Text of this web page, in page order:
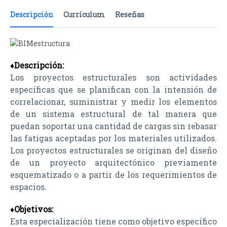
Descripción Currículum Reseñas
♦Descripción:
Los proyectos estructurales son actividades
específicas que se planifican con la intensión de
correlacionar, suministrar y medir los elementos
de un sistema estructural de tal manera que
puedan soportar una cantidad de cargas sin rebasar
las fatigas aceptadas por los materiales utilizados.
Los proyectos estructurales se originan del diseño
de un proyecto arquitectónico previamente
esquematizado o a partir de los requerimientos de
espacios.
♦Objetivos:
Esta especialización tiene como objetivo específico